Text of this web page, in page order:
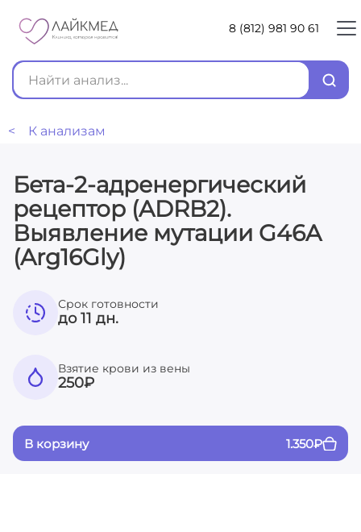
8 (812) 981 90 61
< К анализам
Бета-2-адренергический
рецептор (ADRB2).
Выявление мутации G46A
(Arg16Gly)
Срок готовности
до 11 дн.
Взятие крови из вены
250₽
В корзину 1.350₽